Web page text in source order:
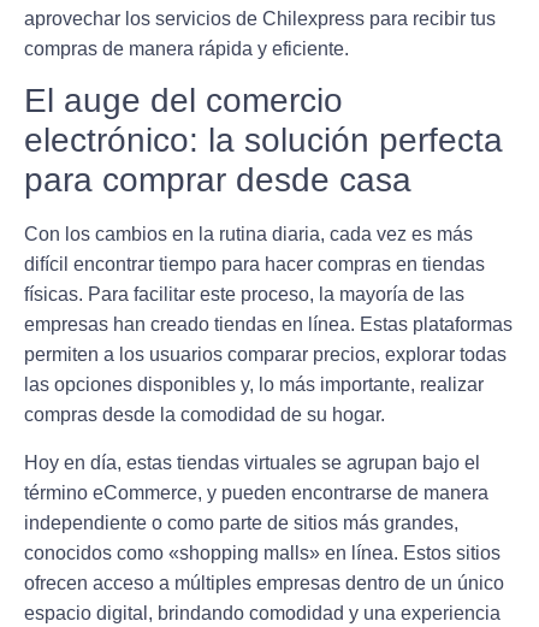
aprovechar los servicios de Chilexpress para recibir tus
compras de manera rápida y eficiente.
El auge del comercio
electrónico: la solución perfecta
para comprar desde casa
Con los cambios en la rutina diaria, cada vez es más
difícil encontrar tiempo para hacer compras en tiendas
físicas. Para facilitar este proceso, la mayoría de las
empresas han creado tiendas en línea. Estas plataformas
permiten a los usuarios comparar precios, explorar todas
las opciones disponibles y, lo más importante, realizar
compras desde la comodidad de su hogar.
Hoy en día, estas tiendas virtuales se agrupan bajo el
término eCommerce, y pueden encontrarse de manera
independiente o como parte de sitios más grandes,
conocidos como «shopping malls» en línea. Estos sitios
ofrecen acceso a múltiples empresas dentro de un único
espacio digital, brindando comodidad y una experiencia